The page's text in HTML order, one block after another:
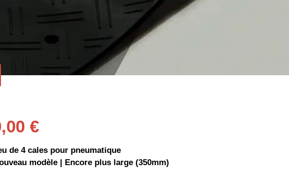
€
de 4 cales pour pneumatique
modèle | Encore plus large (350mm)